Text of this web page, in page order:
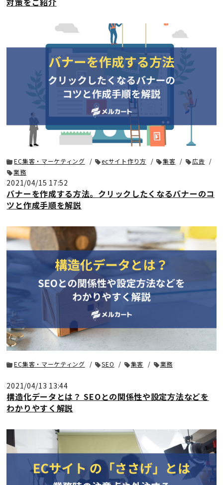
EC集客・マーケティング ecサイト作り方 集客
広告
業務
2021/04/15 17:52
バナーを作成する方法。クリックしたくなるバナーのコ
ツと作成手順を解説
EC集客・マーケティング SEO 集客 業務
2021/04/13 13:44
構造化データとは？ SEOとの関係性や設定方法などを
わかりやすく解説